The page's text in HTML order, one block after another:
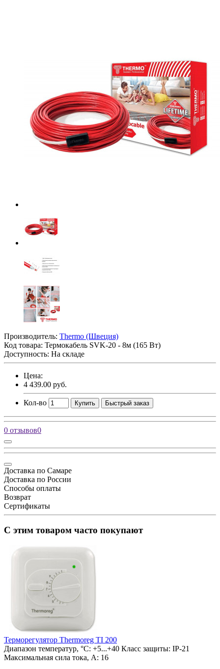
Производитель: Thermo (Швеция)
Код товара: Термокабель SVK-20 - 8м (165 Вт)
Доступность: На складе
Цена:
4 439.00 руб.
Кол-во Купить Быстрый заказ
0 отзывов0
Доставка по Самаре
Доставка по России
Способы оплаты
Возврат
Сертификаты
С этим товаром часто покупают
Терморегулятор Thermoreg TI 200
Диапазон температур, °С: +5...+40 Класс защиты: IP-21
Максимальная сила тока, А: 16